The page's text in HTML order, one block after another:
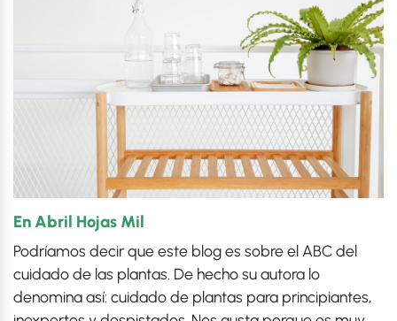
En Abril Hojas Mil
Podríamos decir que este blog es sobre el ABC del
cuidado de las plantas. De hecho su autora lo
denomina así: cuidado de plantas para principiantes,